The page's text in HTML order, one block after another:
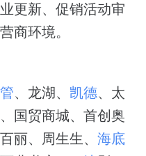
更新、促销活动审
商环境。
、龙湖、 凯德、太
国贸商城、首创奥
丽、周生生、 海底